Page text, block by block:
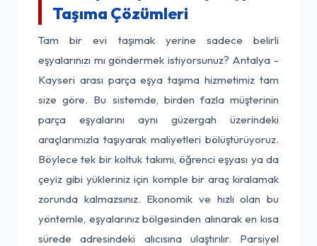
Taşıma Çözümleri
Tam bir evi taşımak yerine sadece belirli
eşyalarınızı mı göndermek istiyorsunuz? Antalya -
Kayseri arası parça eşya taşıma hizmetimiz tam
size göre. Bu sistemde, birden fazla müşterinin
parça eşyalarını aynı güzergah üzerindeki
araçlarımızla taşıyarak maliyetleri bölüştürüyoruz.
Böylece tek bir koltuk takımı, öğrenci eşyası ya da
çeyiz gibi yükleriniz için komple bir araç kiralamak
zorunda kalmazsınız. Ekonomik ve hızlı olan bu
yöntemle, eşyalarınız bölgesinden alınarak en kısa
sürede adresindeki alıcısına ulaştırılır. Parsiyel